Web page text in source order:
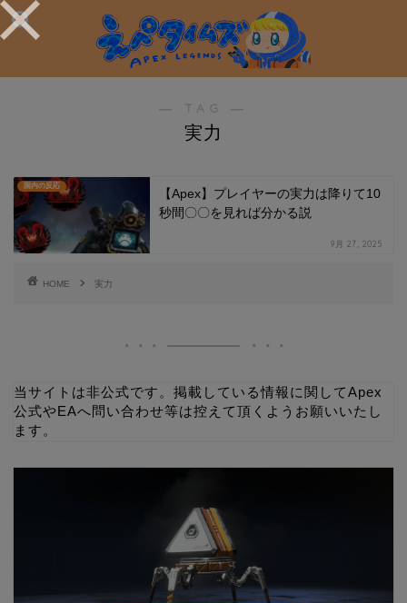
― TAG ―
実力
国内の反応
【Apex】プレイヤーの実力は降りて10
秒間〇〇を見れば分かる説
9月 27, 2025
HOME 実力
当サイトは非公式です。掲載している情報に関してApex
公式やEAへ問い合わせ等は控えて頂くようお願いいたし
ます。